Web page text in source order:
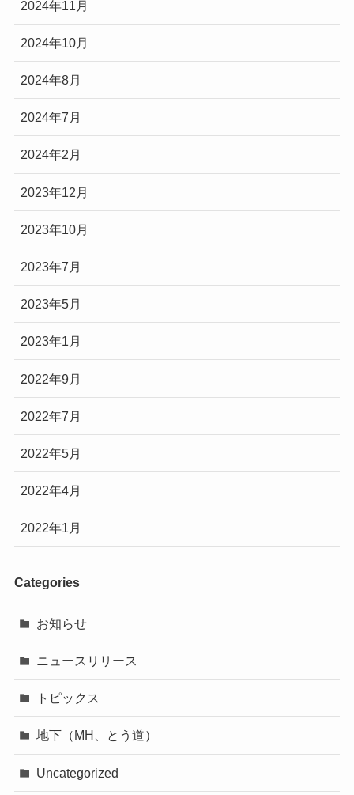
2024年11月
2024年10月
2024年8月
2024年7月
2024年2月
2023年12月
2023年10月
2023年7月
2023年5月
2023年1月
2022年9月
2022年7月
2022年5月
2022年4月
2022年1月
Categories
お知らせ
ニュースリリース
トピックス
地下（MH、とう道）
Uncategorized